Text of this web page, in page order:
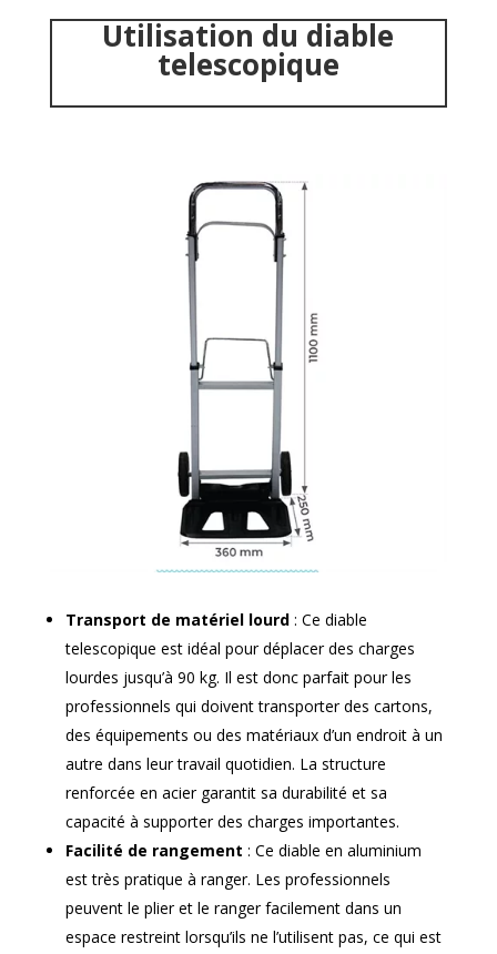
Utilisation du diable
telescopique
Transport de matériel lourd: Ce diable
telescopique est idéal pour déplacer des charges
lourdes jusqu’à 90 kg. Il est donc parfait pour les
professionnels qui doivent transporter des cartons,
des équipements ou des matériaux d’un endroit à un
autre dans leur travail quotidien. La structure
renforcée en acier garantit sa durabilité et sa
capacité à supporter des charges importantes.
Facilité de rangement : Ce diable en aluminium
est très pratique à ranger. Les professionnels
peuvent le plier et le ranger facilement dans un
espace restreint lorsqu’ils ne l’utilisent pas, ce qui est